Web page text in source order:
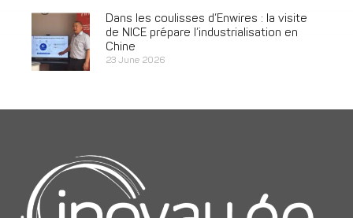
Dans les coulisses d’Enwires : la visite
de NICE prépare l’industrialisation en
Chine
23 June 2026